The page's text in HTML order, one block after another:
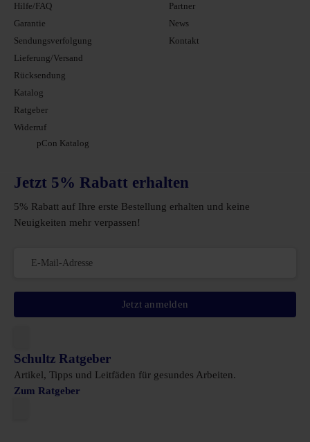
Hilfe/FAQ
Garantie
Sendungsverfolgung
Lieferung/Versand
Rücksendung
Katalog
Ratgeber
Widerruf
pCon Katalog
Partner
News
Kontakt
Jetzt 5% Rabatt erhalten
5% Rabatt auf Ihre erste Bestellung erhalten und keine
Neuigkeiten mehr verpassen!
Jetzt anmelden
Schultz Ratgeber
Artikel, Tipps und Leitfäden für gesundes Arbeiten.
Zum Ratgeber